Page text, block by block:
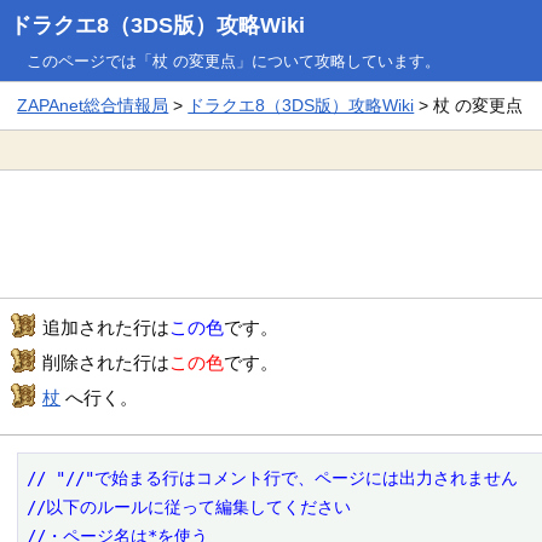
ドラクエ8（3DS版）攻略Wiki
このページでは「杖 の変更点」について攻略しています。
ZAPAnet総合情報局 > ドラクエ8（3DS版）攻略Wiki > 杖 の変更点
追加された行はこの色です。
削除された行はこの色です。
杖 へ行く。
// "//"で始まる行はコメント行で、ページには出力されません
//以下のルールに従って編集してください
//・ページ名は*を使う